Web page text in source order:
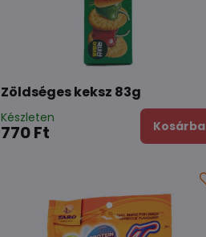
Zöldséges keksz 83g
Készleten
770 Ft Kosárba